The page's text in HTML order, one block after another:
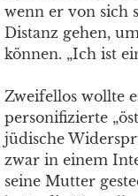
wenn er von sich
Distanz gehen,
können. „Ich ist
Zweifellos wollte
personifizierte
jüdische
zwar in einem
seine Mutter